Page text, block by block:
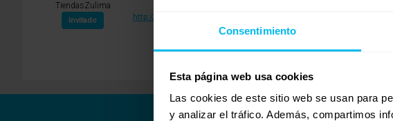
Consentimiento
Esta página web usa cookies
Las cookies de este sitio web se usan para
y analizar el tráfico. Además, compartimos
TiendasZulima
Invitado http://www.tiendaszulima.com